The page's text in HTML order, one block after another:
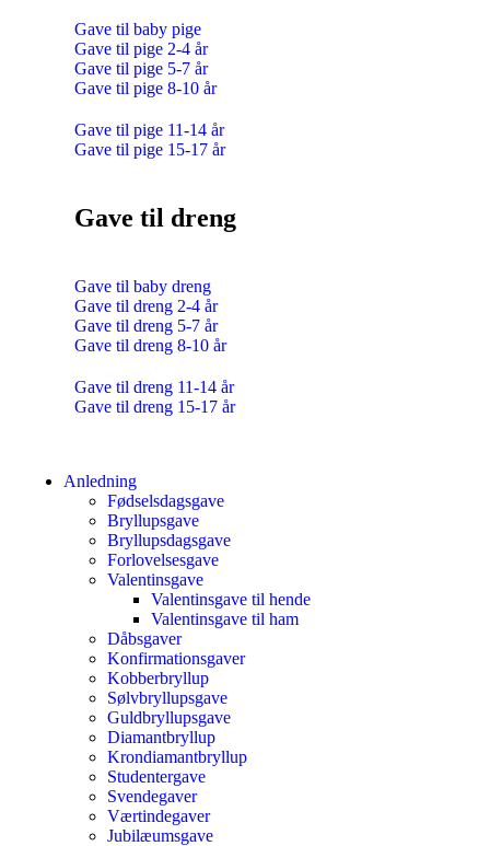
Gave til baby pige
Gave til pige 2-4 år
Gave til pige 5-7 år
Gave til pige 8-10 år
Gave til pige 11-14 år
Gave til pige 15-17 år
Gave til dreng
Gave til baby dreng
Gave til dreng 2-4 år
Gave til dreng 5-7 år
Gave til dreng 8-10 år
Gave til dreng 11-14 år
Gave til dreng 15-17 år
Anledning
Fødselsdagsgave
Bryllupsgave
Bryllupsdagsgave
Forlovelsesgave
Valentinsgave
Valentinsgave til hende
Valentinsgave til ham
Dåbsgaver
Konfirmationsgaver
Kobberbryllup
Sølvbryllupsgave
Guldbryllupsgave
Diamantbryllup
Krondiamantbryllup
Studentergave
Svendegaver
Værtindegaver
Jubilæumsgave